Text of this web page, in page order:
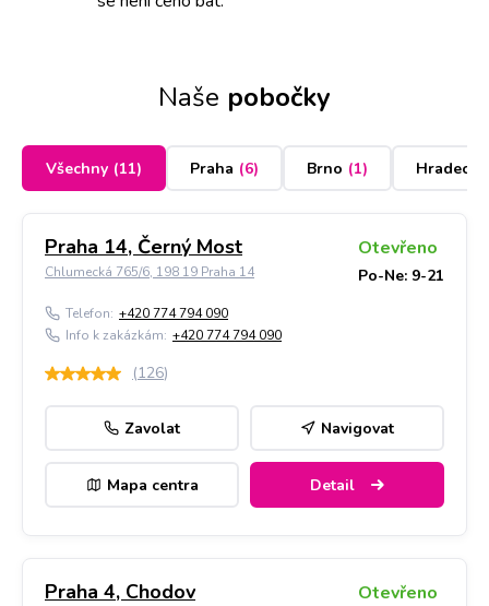
Naše pobočky
Všechny (11) Praha (6) Brno (1) Hradec
Praha 14, Černý Most
Chlumecká 765/6, 198 19 Praha 14
Otevřeno
Po-Ne: 9-21
Telefon: +420 774 794 090
Info k zakázkám: +420 774 794 090
(126)
Zavolat Navigovat
Mapa centra Detail
Praha 4, Chodov Otevřeno